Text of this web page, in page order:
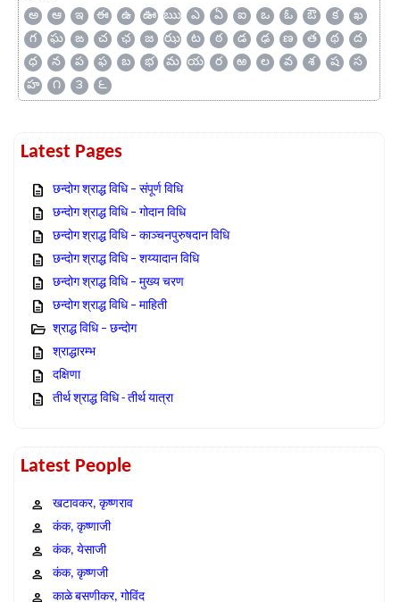
అ ఆ ఇ ఈ ఉ ఊ ఋ ఎ ఏ ఐ ఒ ఓ ఔ క
ఖ
గ
ఘ ఙ చ ఛ జ ఝ ట ఠ డ ఢ ణ త థ
ద
ధ
న ప ఫ బ భ మ య ర ఱ ల వ శ ష
స
హ
౧ ౩ ౬
Latest Pages
छन्दोग श्राद्ध विधि – संपूर्ण विधि
छन्दोग श्राद्ध विधि – गोदान विधि
छन्दोग श्राद्ध विधि – काञ्चनपुरुषदान विधि
छन्दोग श्राद्ध विधि – शय्यादान विधि
छन्दोग श्राद्ध विधि – मुख्य चरण
छन्दोग श्राद्ध विधि – माहिती
श्राद्ध विधि – छन्दोग
श्राद्धारम्भ
दक्षिणा
तीर्थ श्राद्ध विधि - तीर्थ यात्रा
Latest People
खटावकर, कृष्णराव
कंक, कृष्णाजी
कंक, येसाजी
कंक, कृष्णजी
काळे बसणीकर, गोविंद